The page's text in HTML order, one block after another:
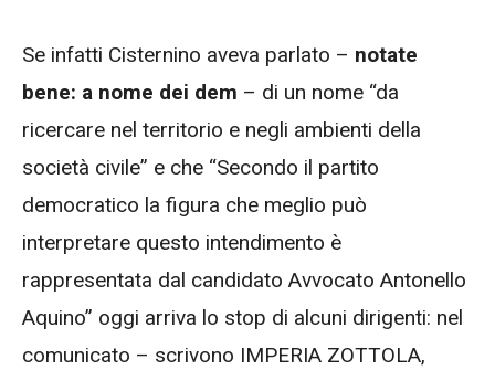
Se infatti Cisternino aveva parlato – notate
bene: a nome dei dem – di un nome “da
ricercare nel territorio e negli ambienti della
società civile” e che “Secondo il partito
democratico la figura che meglio può
interpretare questo intendimento è
rappresentata dal candidato Avvocato Antonello
Aquino” oggi arriva lo stop di alcuni dirigenti: nel
comunicato – scrivono IMPERIA ZOTTOLA,